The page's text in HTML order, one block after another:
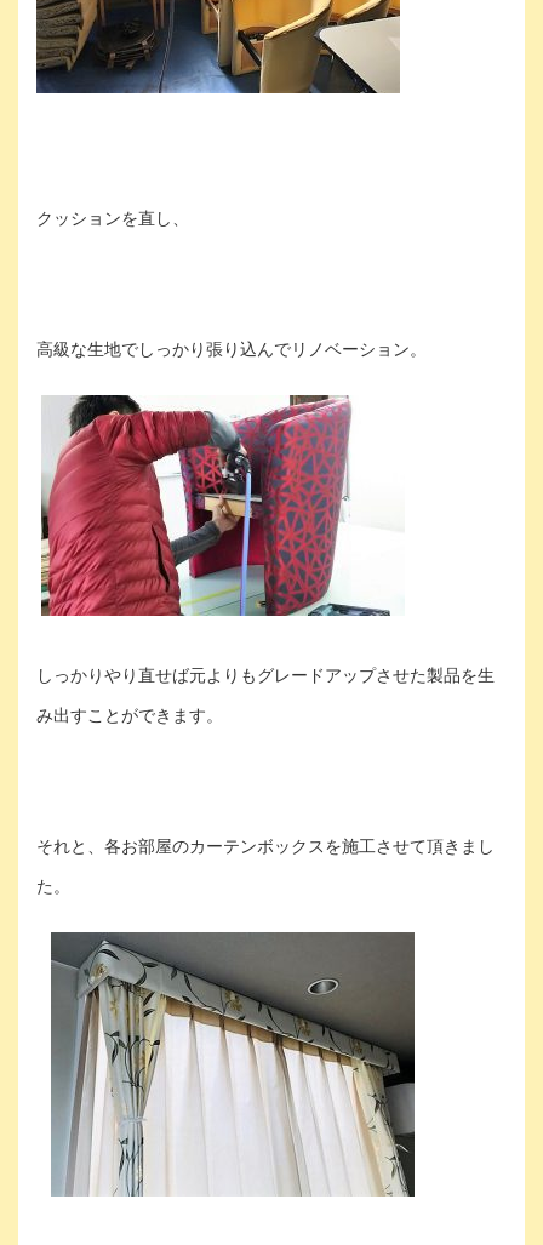
クッションを直し、
高級な生地でしっかり張り込んでリノベーション。
しっかりやり直せば元よりもグレードアップさせた製品を生
み出すことができます。
それと、各お部屋のカーテンボックスを施工させて頂きまし
た。